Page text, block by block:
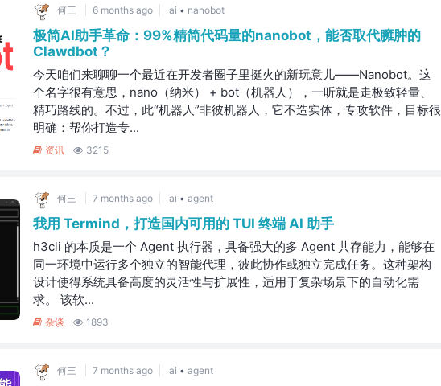
何三 6 months ago ai • nanobot
极简AI助手革命：99%精简代码量的nanobot，能否取代臃肿的
Clawdbot？
今天咱们来聊聊一个最近在开发者圈子里挺火的新玩意儿——Nanobot。这
个名字很有意思，nano（纳米） + bot（机器人），一听就是走极致轻量、
精巧路线的。不过，此“机器人”非彼机器人，它不造实体，专攻软件，目标很
明确：帮你打造专...
资讯 3215
何三 7 months ago ai • agent
我用 Termind，打造国内可用的 TUI 终端 AI 助手
h3cli 的本质是一个 Agent 执行器，具备强大的多 Agent 共存能力，能够在
同一环境中运行多个独立的智能代理，彼此协作或独立完成任务。这种架构
设计使得系统具备高度的灵活性与扩展性，适用于复杂场景下的自动化需
求。 该软...
杂谈 1893
何三 7 months ago ai • agent